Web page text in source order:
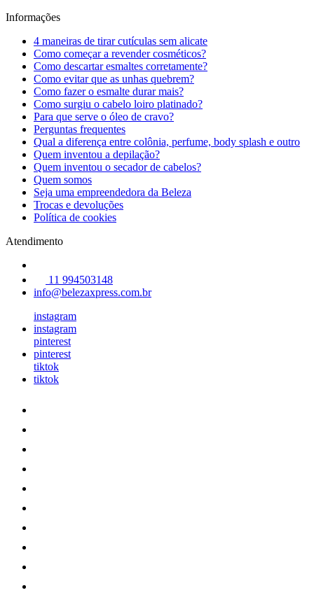
Informações
4 maneiras de tirar cutículas sem alicate
Como começar a revender cosméticos?
Como descartar esmaltes corretamente?
Como evitar que as unhas quebrem?
Como fazer o esmalte durar mais?
Como surgiu o cabelo loiro platinado?
Para que serve o óleo de cravo?
Perguntas frequentes
Qual a diferença entre colônia, perfume, body splash e outro
Quem inventou a depilação?
Quem inventou o secador de cabelos?
Quem somos
Seja uma empreendedora da Beleza
Trocas e devoluções
Política de cookies
Atendimento
11 994503148
info@belezaxpress.com.br
instagram
instagram
pinterest
pinterest
tiktok
tiktok